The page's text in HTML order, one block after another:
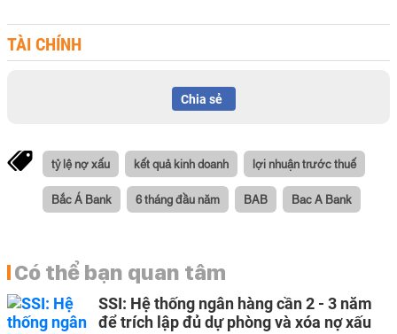
TÀI CHÍNH
Chia sẻ
tỷ lệ nợ xấu kết quả kinh doanh lợi nhuận trước thuế
Bắc Á Bank 6 tháng đầu năm BAB Bac A Bank
Có thể bạn quan tâm
SSI: Hệ thống ngân hàng cần 2 - 3 năm
để trích lập đủ dự phòng và xóa nợ xấu